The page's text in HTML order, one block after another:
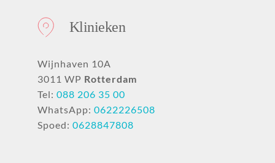
Klinieken
Wijnhaven 10A
3011 WP Rotterdam
Tel: 088 206 35 00
WhatsApp: 0622226508
Spoed: 0628847808